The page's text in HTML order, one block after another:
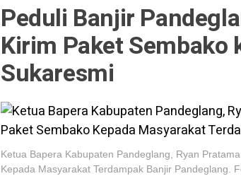
Peduli Banjir
Kirim Paket Sembako
Sukaresmi
Ketua Bapera Kabupaten Pandeglang, Ryan
Kepada Masyarakat Terdampak Banjir Pandeglang.